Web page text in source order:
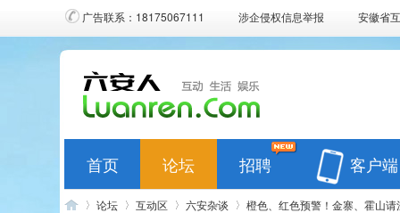
广告联系：18175067111 涉企侵权信息举报 安徽省
首页 论坛 招聘 客户端
论坛 互动区 六安杂谈 橙色、红色预警！金寨、霍山请